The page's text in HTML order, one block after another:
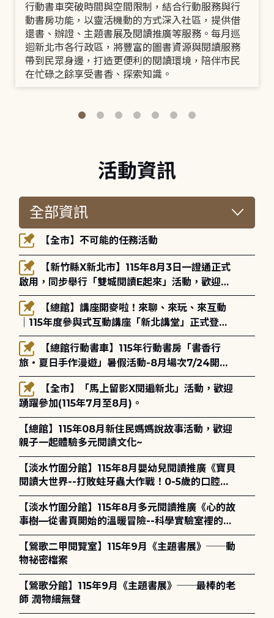
行動書車突破時間與空間限制，結合行動服務與行
動書房功能，以靈活機動的方式深入社區，提供借
還書、辦證、主題書展及閱讀推廣等服務。每月巡
迴新北市各行政區，將豐富的圖書資源與閱讀服務
帶到民眾身邊，打造更便利的閱讀環境，陪伴市民
在忙碌之餘享受書香、探索知識。
活動資訊
【全市】不可能的任務活動
啟用，同步舉行「雙城閱讀E起來」活動，歡迎踴
躍參加(115年8月3日至10月4日)。
｜115年度參與式互動講座「新北講堂」正式登
場！
旅・夏日手作漫遊」暑假活動-8月場次7/24開始
報名
踴躍參加(115年7月至8月)。
【總館】115年08月新住民媽媽說故事活動，歡迎
親子一起體驗多元閱讀文化~
【淡水竹圍分館】115年8月嬰幼兒閱讀推廣《寶貝
閱讀大世界--打敗蛀牙蟲大作戰！0-5歲的口腔照
護全攻略》
【淡水竹圍分館】115年8月多元閱讀推廣《心的故
事樹—從書頁開始的溫暖冒險--科學實驗室裡的放
電章魚》
【鶯歌二甲閱覽室】115年9月《主題書展》──動
物祕密檔案
【鶯歌分館】115年9月《主題書展》──最棒的老
師 潤物細無聲